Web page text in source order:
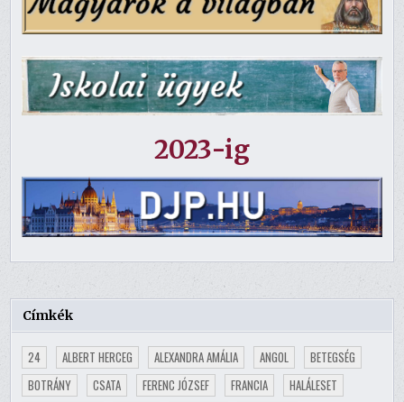
2023-ig
Címkék
24 ALBERT HERCEG ALEXANDRA AMÁLIA ANGOL
BETEGSÉG
BOTRÁNY
CSATA FERENC JÓZSEF FRANCIA
HALÁLESET